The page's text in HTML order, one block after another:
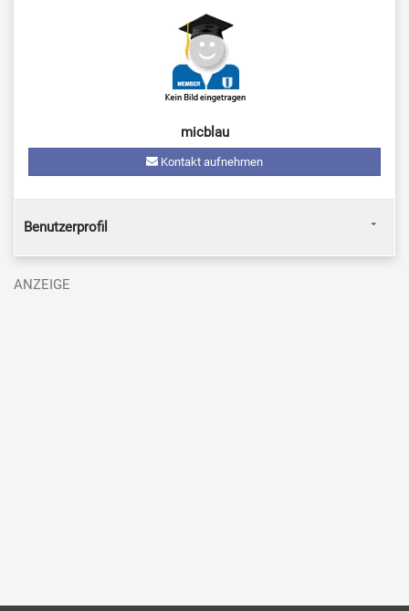
micblau
Kontakt aufnehmen
Benutzerprofil